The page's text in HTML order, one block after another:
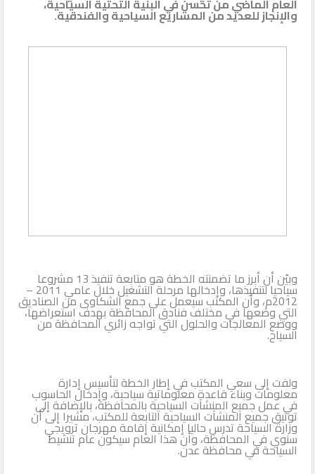
الثاني
والإنجاز للعديد من المشاريع السياحية والفندقية.
وبيّن أن أبرز ما تضمنته الخطة هو متابعة تنفيذ 13 مشروعا
سياحيا لتنفيذها، وإدخالها مرحلة التشغيل خلال عامي 2011 –
2012م، وأن المكتب سيعمل على جمع الشكاوى من الصناديق
التي وضعها في مختلف فنادق المحافظة بهدف استعراضها،
ووضع المعالجات والحلول التي تواجه زائري المحافظة من
السياح.
ولفت إلى سعي المكتب في إطار الخطة لتأسيس إدارة
معلومات وبناء قاعدة معلوماتية سياحية، وإدخال الحاسوب
في عمل جميع المنشآت السياحية بالمحافظة، بالإضافة إلى
توثيق جميع المنشآت السياحية التابعة للمكتب، مشيرا إلى أن
وزارة السياحة تدرس حاليا إمكانية إقامة مهرجان ترويجي
سنوي في المحافظة، وأن هذا العام سيكون عام تنشيط
السياحة في محافظة عدن.